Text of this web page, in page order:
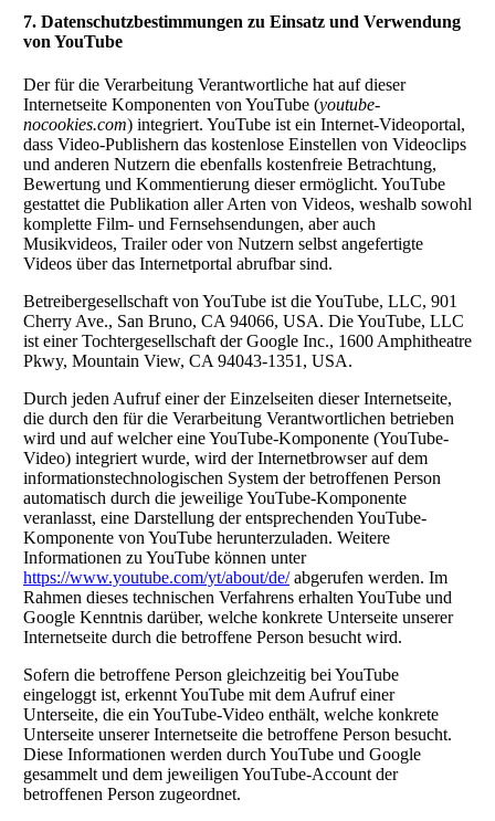
7. Datenschutzbestimmungen zu Einsatz und Verwendung
von YouTube
Der für die Verarbeitung Verantwortliche hat auf dieser
Internetseite Komponenten von YouTube (youtube-
nocookies.com) integriert. YouTube ist ein Internet-Videoportal,
dass Video-Publishern das kostenlose Einstellen von Videoclips
und anderen Nutzern die ebenfalls kostenfreie Betrachtung,
Bewertung und Kommentierung dieser ermöglicht. YouTube
gestattet die Publikation aller Arten von Videos, weshalb sowohl
komplette Film- und Fernsehsendungen, aber auch
Musikvideos, Trailer oder von Nutzern selbst angefertigte
Videos über das Internetportal abrufbar sind.
Betreibergesellschaft von YouTube ist die YouTube, LLC, 901
Cherry Ave., San Bruno, CA 94066, USA. Die YouTube, LLC
ist einer Tochtergesellschaft der Google Inc., 1600 Amphitheatre
Pkwy, Mountain View, CA 94043-1351, USA.
Durch jeden Aufruf einer der Einzelseiten dieser Internetseite,
die durch den für die Verarbeitung Verantwortlichen betrieben
wird und auf welcher eine YouTube-Komponente (YouTube-
Video) integriert wurde, wird der Internetbrowser auf dem
informationstechnologischen System der betroffenen Person
automatisch durch die jeweilige YouTube-Komponente
veranlasst, eine Darstellung der entsprechenden YouTube-
Komponente von YouTube herunterzuladen. Weitere
Informationen zu YouTube können unter
https://www.youtube.com/yt/about/de/abgerufen werden. Im
Rahmen dieses technischen Verfahrens erhalten YouTube und
Google Kenntnis darüber, welche konkrete Unterseite unserer
Internetseite durch die betroffene Person besucht wird.
Sofern die betroffene Person gleichzeitig bei YouTube
eingeloggt ist, erkennt YouTube mit dem Aufruf einer
Unterseite, die ein YouTube-Video enthält, welche konkrete
Unterseite unserer Internetseite die betroffene Person besucht.
Diese Informationen werden durch YouTube und Google
gesammelt und dem jeweiligen YouTube-Account der
betroffenen Person zugeordnet.